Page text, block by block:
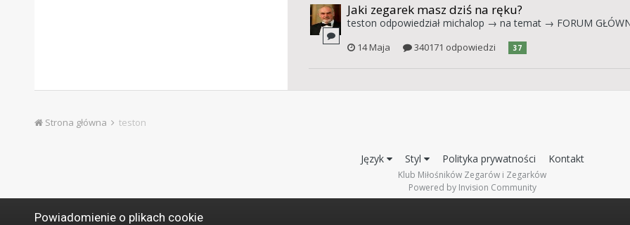
Jaki zegarek masz dziś na ręku?
teston odpowiedział michalop → na temat → FORUM
14 Maja 340171 odpowiedzi 37
Strona główna teston
Język Styl Polityka prywatności Kontakt
Klub Miłośników Zegarów i Zegarków
Powered by Invision Community
Powiadomienie o plikach cookie